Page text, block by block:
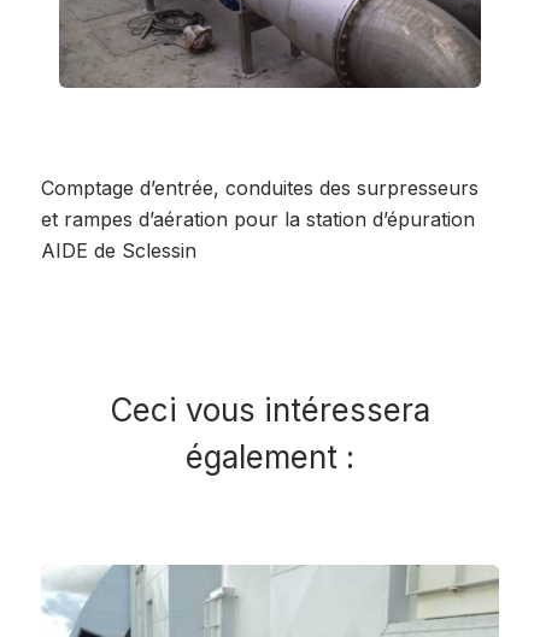
Comptage d’entrée, conduites des surpresseurs
et rampes d’aération pour la station d’épuration
AIDE de Sclessin
Ceci vous intéressera
également :